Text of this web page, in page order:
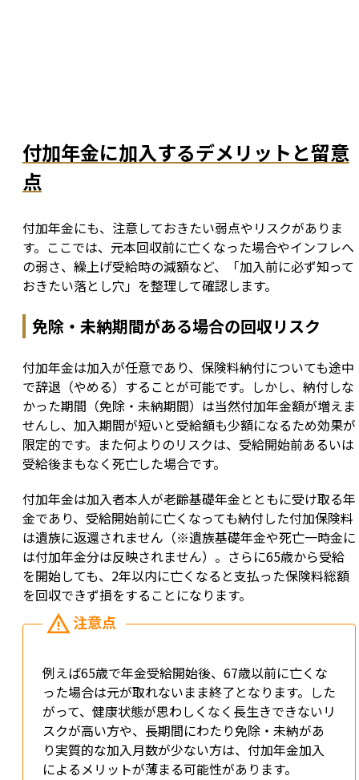
付加年金に加入するデメリットと留意
点
付加年金にも、注意しておきたい弱点やリスクがありま
す。ここでは、元本回収前に亡くなった場合やインフレへ
の弱さ、繰上げ受給時の減額など、「加入前に必ず知って
おきたい落とし穴」を整理して確認します。
免除・未納期間がある場合の回収リスク
付加年金は加入が任意であり、保険料納付についても途中
で辞退（やめる）することが可能です。しかし、納付しな
かった期間（免除・未納期間）は当然付加年金額が増えま
せんし、加入期間が短いと受給額も少額になるため効果が
限定的です。また何よりのリスクは、受給開始前あるいは
受給後まもなく死亡した場合です。
付加年金は加入者本人が老齢基礎年金とともに受け取る年
金であり、受給開始前に亡くなっても納付した付加保険料
は遺族に返還されません（※遺族基礎年金や死亡一時金に
は付加年金分は反映されません）。さらに65歳から受給
を開始しても、2年以内に亡くなると支払った保険料総額
を回収できず損をすることになります。
例えば65歳で年金受給開始後、67歳以前に亡くな
った場合は元が取れないまま終了となります。した
がって、健康状態が思わしくなく長生きできないリ
スクが高い方や、長期間にわたり免除・未納があ
り実質的な加入月数が少ない方は、付加年金加入
によるメリットが薄まる可能性があります。